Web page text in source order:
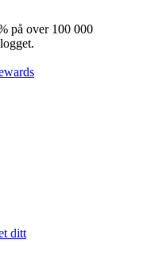
på over 100 000
ditt